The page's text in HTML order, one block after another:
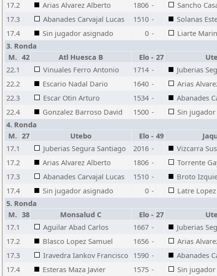
17.2
Arias Alvarez Alberto 1806 -
Sancho
17.3
Abanades Carvajal Lucas 1510 -
Solanas
17.4
Sin jugador asignado 0 -
Liarte
3. Ronda
M. 42 Atl Huesca B Elo - 27
22.1
Vinuales Ferro Antonio 1714 -
Juberias
22.2
Escario Nadal Dario 1640 -
Arias
22.3
Escar Otin Arturo 1534 -
Abanades
22.4
Gonzalez Barroso David 1500 -
Sin
4. Ronda
M. 27 Utebo Elo - 49
17.1
Juberias Segura Santiago 2016 -
Vizcarra
17.2
Arias Alvarez Alberto 1806 -
Torrente
17.3
Abanades Carvajal Lucas 1510 -
Broto
17.4
Sin jugador asignado 0 -
Latre
5. Ronda
M. 38 Monsalud C Elo - 27
17.1
Aguilar Abad Carlos 1667 -
Juberias
17.2
Blasco Lopez Samuel 1656 -
Arias
17.3
Iravedra Iankov Francisco 1590 -
Abanades
17.4
Esteras Maza Javier 1575 -
Sin